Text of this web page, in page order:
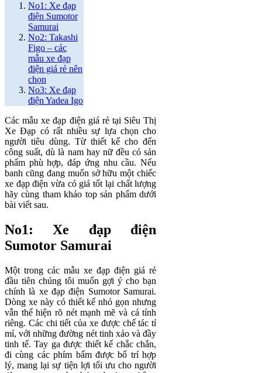
No1: Xe đạp
điện Sumotor
Samurai
No2: Takashi
Figo – các
mẫu xe đạp
điện giá rẻ nên
chọn
No3: Xe đạp
điện Yadea Igo
Các mẫu xe đạp điện giá rẻ tại Siêu Thị
Xe Đạp có rất nhiều sự lựa chọn cho
người tiêu dùng. Từ thiết kế cho đến
công suất, dù là nam hay nữ đều có sản
phẩm phù hợp, đáp ứng nhu cầu. Nếu
banh cũng đang muốn sở hữu một chiếc
xe đạp điện vừa có giá tốt lại chất lượng
hãy cùng tham khảo top sản phẩm dưới
bài viết sau.
No1: Xe đạp điện
Sumotor Samurai
Một trong các mẫu xe đạp điện giá rẻ
đầu tiên chúng tôi muốn gợi ý cho bạn
chính là xe đạp điện Sumotor Samurai.
Dòng xe này có thiết kế nhỏ gọn nhưng
vẫn thể hiện rõ nét mạnh mẽ và cá tính
riêng. Các chi tiết của xe được chế tác tỉ
mỉ, với những đường nét tinh xảo và đầy
tinh tế. Tay ga được thiết kế chắc chắn,
đi cùng các phím bấm được bố trí hợp
lý, mang lại sự tiện lợi tối ưu cho người